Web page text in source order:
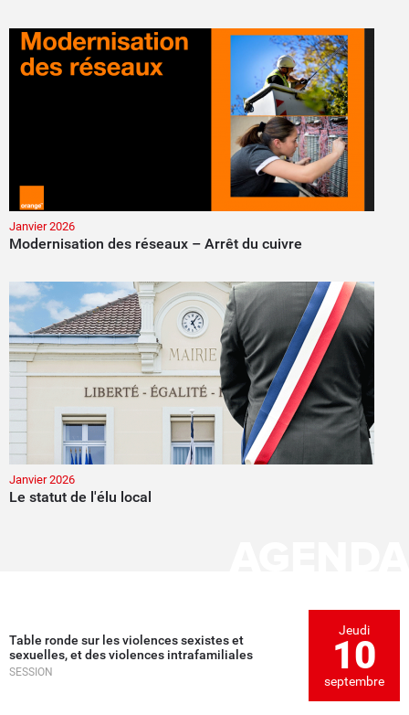
Janvier 2026
Modernisation des réseaux – Arrêt du cuivre
Janvier 2026
Le statut de l'élu local
Table ronde sur les violences sexistes et
sexuelles, et des violences intrafamiliales
SESSION
Jeudi
10
septembre